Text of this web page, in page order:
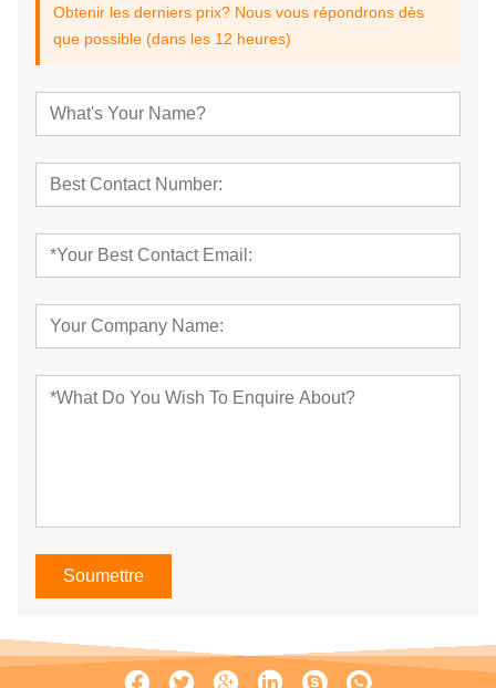
Obtenir les derniers prix? Nous vous répondrons dès
que possible (dans les 12 heures)
Soumettre